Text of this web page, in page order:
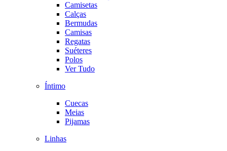
Camisetas
Calças
Bermudas
Camisas
Regatas
Suéteres
Polos
Ver Tudo
Íntimo
Cuecas
Meias
Pijamas
Linhas